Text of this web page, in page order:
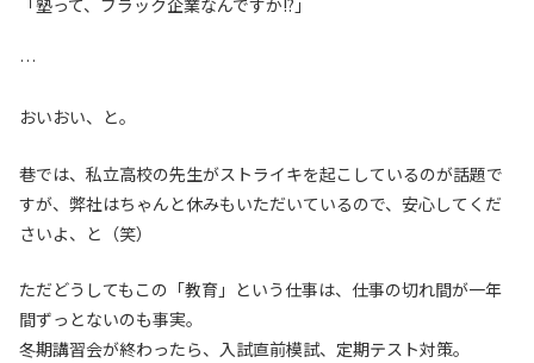
…
おいおい、と。
巷では、私立高校の先生がストライキを起こしているのが話題で
すが、弊社はちゃんと休みもいただいているので、安心してくだ
さいよ、と（笑）
ただどうしてもこの「教育」という仕事は、仕事の切れ間が一年
間ずっとないのも事実。
冬期講習会が終わったら、入試直前模試、定期テスト対策。